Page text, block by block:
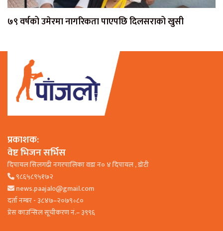
७९ वर्षको उमेरमा नागरिकता पाएपछि दिलसराको खुसी
प्रकाशक:
वेष्ट भिजन सर्भिस
दिपायल सिलगढी नगरपालिका वडा न० ४ दिपायल , डाेटी
९८६५८९५१७२
news.paajalo@gmail.com
दर्ता नम्बर - ३८४७–२०७९÷८०
प्रेस काउन्सिल सूचीकरण नं.– ३९९६